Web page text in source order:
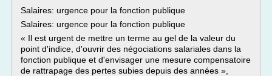
Salaires: urgence pour la fonction publique
Salaires: urgence pour la fonction publique
« Il est urgent de mettre un terme au gel de la valeur du
point d'indice, d'ouvrir des négociations salariales dans la
fonction publique et d'envisager une mesure compensatoire
de rattrapage des pertes subies depuis des années »,